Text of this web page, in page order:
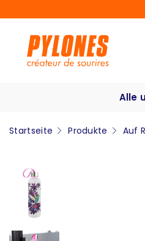
Alle
Startseite Produkte Auf